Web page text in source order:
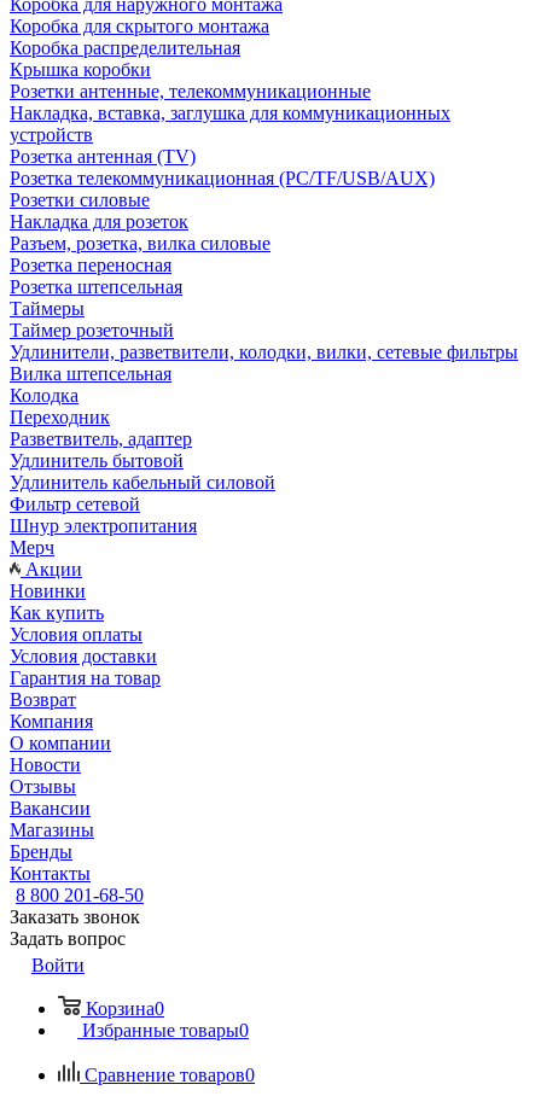
Коробка для наружного монтажа
Коробка для скрытого монтажа
Коробка распределительная
Крышка коробки
Розетки антенные, телекоммуникационные
Накладка, вставка, заглушка для коммуникационных
устройств
Розетка антенная (TV)
Розетка телекоммуникационная (PC/TF/USB/AUX)
Розетки силовые
Накладка для розеток
Разъем, розетка, вилка силовые
Розетка переносная
Розетка штепсельная
Таймеры
Таймер розеточный
Удлинители, разветвители, колодки, вилки, сетевые фильтры
Вилка штепсельная
Колодка
Переходник
Разветвитель, адаптер
Удлинитель бытовой
Удлинитель кабельный силовой
Фильтр сетевой
Шнур электропитания
Мерч
Акции
Новинки
Как купить
Условия оплаты
Условия доставки
Гарантия на товар
Возврат
Компания
О компании
Новости
Отзывы
Вакансии
Магазины
Бренды
Контакты
8 800 201-68-50
Заказать звонок
Задать вопрос
Войти
Корзина0
Избранные товары0
Сравнение товаров0